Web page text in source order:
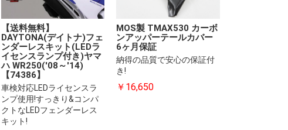
【送料無料】
DAYTONA(デイトナ)フェ
ンダーレスキット(LEDラ
イセンスランプ付き)ヤマ
ハ WR250('08～'14)
【74386】
車検対応LEDライセンスラ
ンプ使用!すっきり&コンパ
クトなLEDフェンダーレス
キット!
MOS製 TMAX530 カーボ
ンアッパーテールカバー
6ヶ月保証
納得の品質で安心の保証付
き!
￥16,650